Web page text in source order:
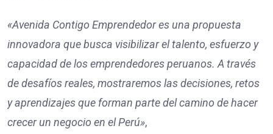
«Avenida Contigo Emprendedor es una propuesta
innovadora que busca visibilizar el talento, esfuerzo y
capacidad de los emprendedores peruanos. A través
de desafíos reales, mostraremos las decisiones, retos
y aprendizajes que forman parte del camino de hacer
crecer un negocio en el Perú»,